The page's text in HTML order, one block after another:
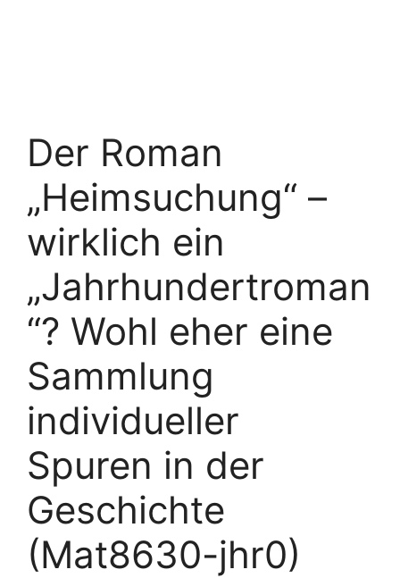
Der Roman
„Heimsuchung“ –
wirklich ein
„Jahrhundertroman
“? Wohl eher eine
Sammlung
individueller
Spuren in der
Geschichte
(Mat8630-jhr0)